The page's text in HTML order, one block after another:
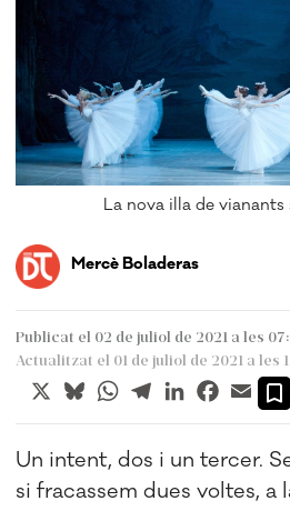
La nova illa de
Mercè Boladeras
Publicat el 02 de juliol de 2021 a les
Actualitzat el 01 de juliol de 2021 a les
X BlueskyWhatsApp
TelegramLinkedInFacebook
Email
Un intent, dos i un tercer.
si fracassem dues voltes, a